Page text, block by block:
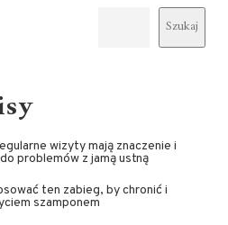
Szukaj
wizyty mają znaczenie i
problemów z jamą ustną
ten zabieg, by chronić i
szamponem